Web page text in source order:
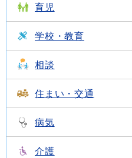
育児
学校・教育
相談
住まい・交通
病気
介護